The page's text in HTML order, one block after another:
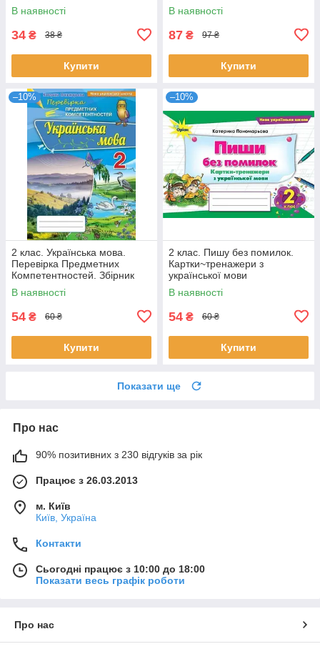
В наявності
34 ₴ 38 ₴
Купити
В наявності
87 ₴ 97 ₴
Купити
–10%
2 клас. Українська мова.
Перевірка Предметних
Компетентностей. Збірник
завдань для оцінювання
навчальних
В наявності
54 ₴ 60 ₴
Купити
–10%
2 клас. Пишу без помилок.
Картки~тренажери з
української мови
(Пономарьова К.І.), Оріон
В наявності
54 ₴ 60 ₴
Купити
Показати ще
Про нас
90% позитивних з 230 відгуків за рік
Працює з 26.03.2013
м. Київ
Київ, Україна
Контакти
Сьогодні працює з 10:00 до 18:00
Показати весь графік роботи
Про нас